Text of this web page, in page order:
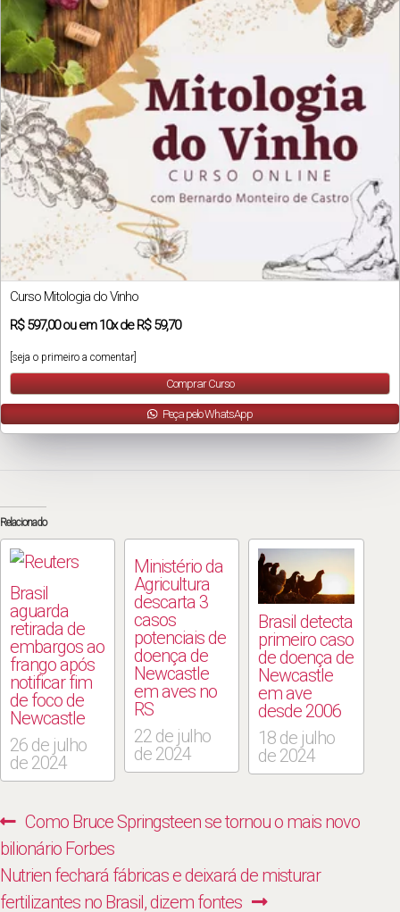
Curso Mitologia do Vinho
R$597,00ou em10xde R$ 59,70
[seja o primeiro a comentar]
Comprar Curso
Peça pelo WhatsApp
Relacionado
Brasil
aguarda
retirada de
embargos ao
frango após
notificar fim
de foco de
Newcastle
26 de julho
de 2024
Ministério da
Agricultura
descarta 3
casos
potenciais de
doença de
Newcastle
em aves no
RS
22 de julho
de 2024
Brasil detecta
primeiro caso
de doença de
Newcastle
em ave
desde 2006
18 de julho
de 2024
Navegação
de
Post
Previous
post:
Como Bruce Springsteen se tornou o mais novo
bilionário Forbes
Next
post:
Nutrien fechará fábricas e deixará de misturar
fertilizantes no Brasil, dizem fontes